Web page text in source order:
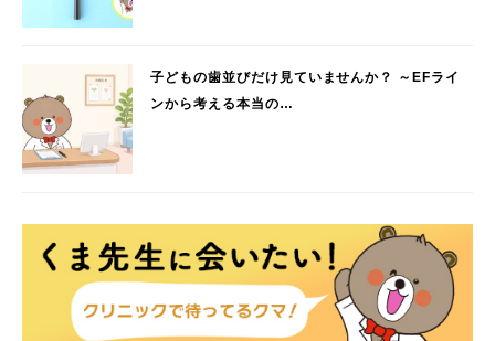
子どもの歯並びだけ見ていませんか？ ～EFライ
ンから考える本当の…